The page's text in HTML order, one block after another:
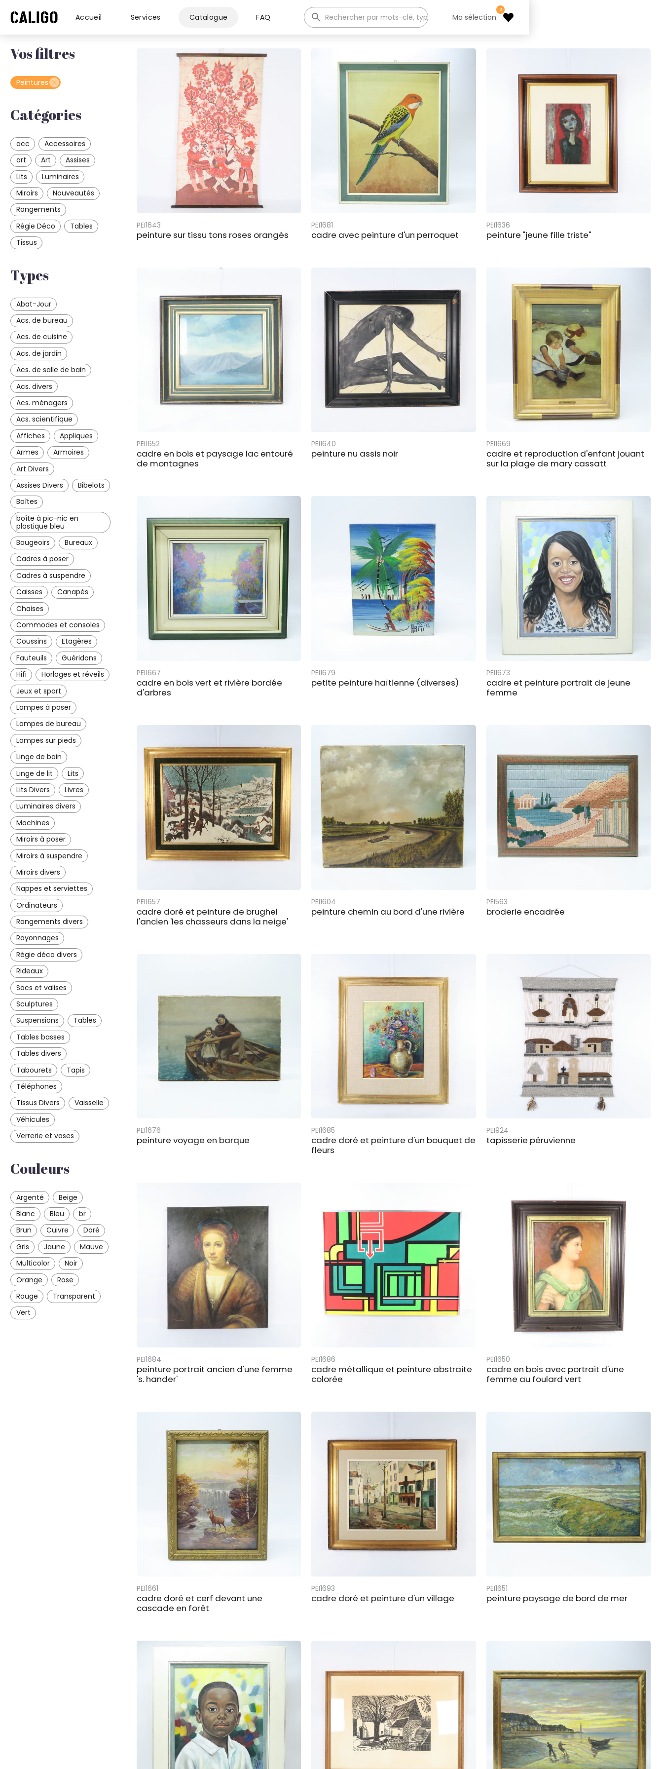
Accueil Services Catalogue FAQ Ma sélection
0
Vos filtres
Peintures
Catégories
acc
Accessoires
art
Art
Assises
Lits
Luminaires
Miroirs
Nouveautés
Rangements
Régie Déco
Tables
Tissus
Types
Abat-Jour
Acs. de bureau
Acs. de cuisine
Acs. de jardin
Acs. de salle de bain
Acs. divers
Acs. ménagers
Acs. scientifique
Affiches
Appliques
Armes
Armoires
Art Divers
Assises Divers
Bibelots
Boîtes
boîte à pic-nic en
plastique bleu
Bougeoirs
Bureaux
Cadres à poser
Cadres à suspendre
Caisses
Canapés
Chaises
Commodes et consoles
Coussins
Etagères
Fauteuils
Guéridons
Hifi
Horloges et réveils
Jeux et sport
Lampes à poser
Lampes de bureau
Lampes sur pieds
Linge de bain
Linge de lit
Lits
Lits Divers
Livres
Luminaires divers
Machines
Miroirs à poser
Miroirs à suspendre
Miroirs divers
Nappes et serviettes
Ordinateurs
Rangements divers
Rayonnages
Régie déco divers
Rideaux
Sacs et valises
Sculptures
Suspensions
Tables
Tables basses
Tables divers
Tabourets
Tapis
Téléphones
Tissus Divers
Vaisselle
Véhicules
Verrerie et vases
Couleurs
Argenté
Beige
Blanc
Bleu
br
Brun
Cuivre
Doré
Gris
Jaune
Mauve
Multicolor
Noir
Orange
Rose
Rouge
Transparent
Vert
PEI1643
peinture sur tissu tons roses orangés
PEI1681
cadre avec peinture d'un perroquet
PEI1636
peinture "jeune fille triste"
PEI1652
cadre en bois et paysage lac entouré
de montagnes
PEI1640
peinture nu assis noir
PEI1669
cadre et reproduction d'enfant jouant
sur la plage de mary cassatt
PEI1667
cadre en bois vert et rivière bordée
d'arbres
PEI1679
petite peinture haïtienne (diverses)
PEI1673
cadre et peinture portrait de jeune
femme
PEI1657
cadre doré et peinture de brughel
l'ancien 'les chasseurs dans la neige'
PEI1604
peinture chemin au bord d'une rivière
PEI563
broderie encadrée
PEI1676
peinture voyage en barque
PEI1685
cadre doré et peinture d'un bouquet de
fleurs
PEI924
tapisserie péruvienne
PEI1684
peinture portrait ancien d'une femme
's. hander'
PEI1686
cadre métallique et peinture abstraite
colorée
PEI1650
cadre en bois avec portrait d'une
femme au foulard vert
PEI1661
cadre doré et cerf devant une
cascade en forêt
PEI1693
cadre doré et peinture d'un village
PEI1651
peinture paysage de bord de mer